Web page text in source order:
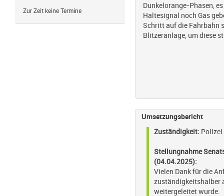
Zur Zeit keine Termine
Dunkelorange-Phasen,
Haltesignal noch Gas
Schritt auf die Fahrbahn
Blitzeranlage, um diese
Umsetzungsbericht
Zuständigkeit:
Stellungnahme
(04.04.2025):
Vielen Dank für die
zuständigkeitshalber
weitergeleitet wurde.